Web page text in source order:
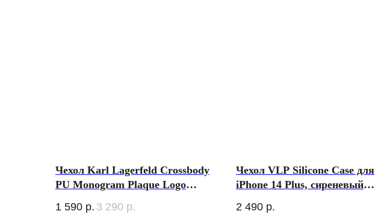
Чехол Karl Lagerfeld Crossbody
PU Monogram Plaque Logo
Pro, черный
1 590 р. 3 290 р.
Чехол VLP Silicone Сase для
iPhone 14 Plus, сиреневый
2 490 р.